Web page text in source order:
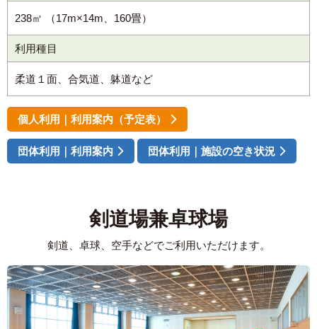
238㎡ （17m×14m、160畳）
利用種目
柔道１面、合気道、躰道など
個人利用｜利用案内（予定表）
団体利用｜利用案内 団体利用｜施設の空き状況
剣道場兼卓球場
剣道、卓球、空手などでご利用いただけます。